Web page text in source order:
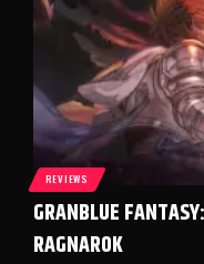
REVIEWS
GRANBLUE
RAGNAROK